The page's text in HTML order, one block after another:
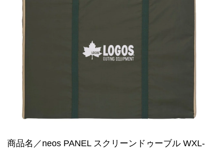
商品名／neos PANEL スクリーンドゥーブル WXL-